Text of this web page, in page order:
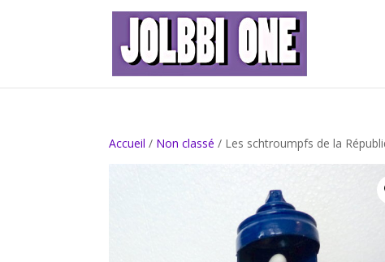
Accueil / Non classé / Les schtroumpfs de la